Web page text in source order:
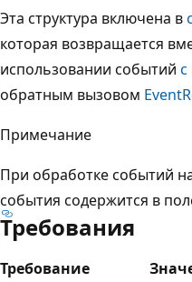
Эта структура включена в
которая возвращается
использовании событий
обратным вызовом
Примечание
При обработке событий
события содержится в
Требования
Требование